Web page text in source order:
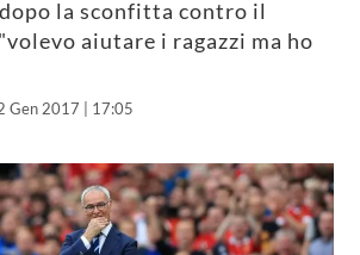
la sconfitta contro il
aiutare i ragazzi ma ho
Gen 2017 | 17:05